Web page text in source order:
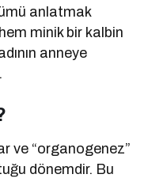
anlatmak
minik bir kalbin
anneye
ve “organogenez”
dönemdir. Bu